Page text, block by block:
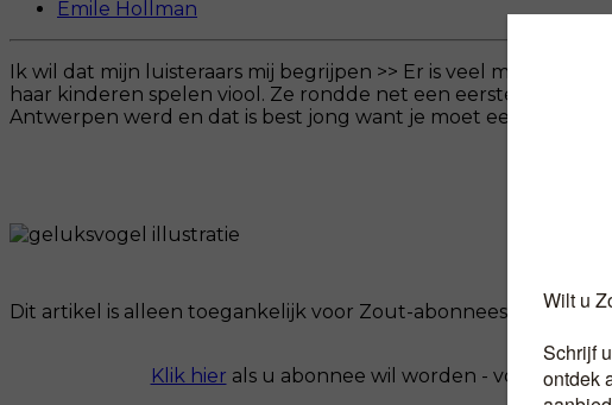
Emile Hollman
Ik wil dat mijn luisteraars mij begrijpen >> Er is veel muziek in
haar kinderen spelen viool. Ze rondde net een eerste deel
Antwerpen werd en dat is best jong want je moet een beetje
Dit artikel is alleen toegankelijk voor Zout-abonnees.
Klik hier als u abonnee wil worden - voor 6,60